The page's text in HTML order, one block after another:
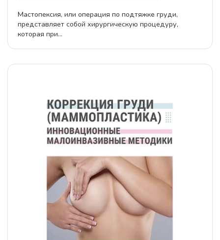
Мастопексия, или операция по подтяжке груди,
представляет собой хирургическую процедуру,
которая при...